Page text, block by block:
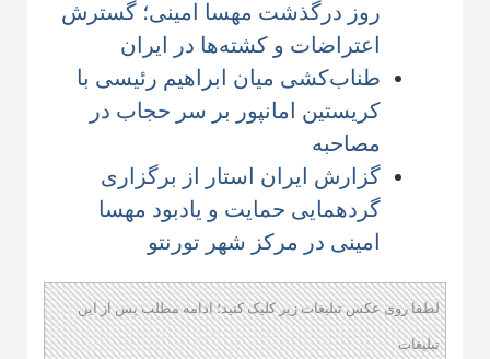
روز درگذشت مهسا امینی؛ گسترش
اعتراضات و کشته‌ها در ایران
طناب‌کشی میان ابراهیم رئیسی با
کریستین امانپور بر سر حجاب در
مصاحبه
گزارش ایران استار از برگزاری
گردهمایی حمایت و یادبود مهسا
امینی در مرکز شهر تورنتو
لطفا روی عکس تبلیغات زیر کلیک کنید؛ ادامه مطلب پس از این
تبلیغات